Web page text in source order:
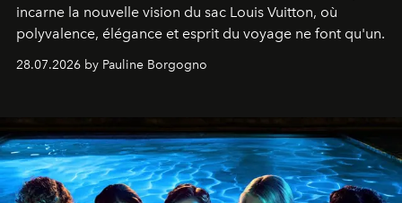
incarne la nouvelle vision du sac Louis Vuitton, où
polyvalence, élégance et esprit du voyage ne font qu'un.
28.07.2026 by Pauline Borgogno